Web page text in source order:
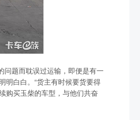
题而耽误过运输，即便是有一
明白白。“货主有时候要货要得
购买玉柴的车型，与他们共奋